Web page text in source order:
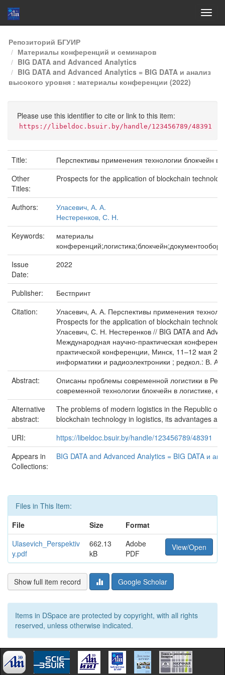
Skip
navigation
Репозиторий БГУИР
Материалы конференций и семинаров
BIG DATA and Advanced Analytics
BIG DATA and Advanced Analytics = BIG DATA и анализ
высокого уровня : материалы конференции (2022)
Please use this identifier to cite or link to this item:
https://libeldoc.bsuir.by/handle/123456789/48391
Title:
Перспективы применения технологии блокчейн в
Other
Titles:
Prospects for the application of blockchain
Authors:
Уласевич, А. А.
Нестеренков, С. Н.
Keywords:
материалы
Issue
Date:
2022
Publisher:
Бестпринт
Citation:
Уласевич, А. А. Перспективы применения
Prospects for the application of blockchain
Уласевич, С. Н. Нестеренков // BIG DATA and
Международная научно-практическая
практической конференции, Минск, 11–12 мая
информатики и радиоэлектроники ; редкол.: В.
Abstract:
Описаны проблемы современной логистики в
современной технологии блокчейн в логистике,
Alternative
abstract:
The problems of modern logistics in the Republic
blockchain technology in logistics, its advantages
URI:
https://libeldoc.bsuir.by/handle/123456789/48391
Appears in
Collections:
BIG DATA and Advanced Analytics = BIG DATA и
Files in This Item:
File
Size
Format
Ulasevich_Perspektiv
y.pdf
662.13
kB
Adobe
PDF
View/Open
Show full item record Google Scholar
Items in DSpace are protected by copyright, with all rights
reserved, unless otherwise indicated.